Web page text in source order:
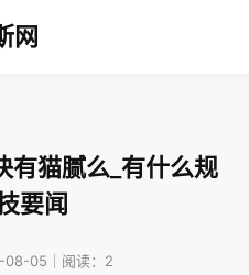
网
有猫腻么_有什么规
要闻
08-05｜阅读：2